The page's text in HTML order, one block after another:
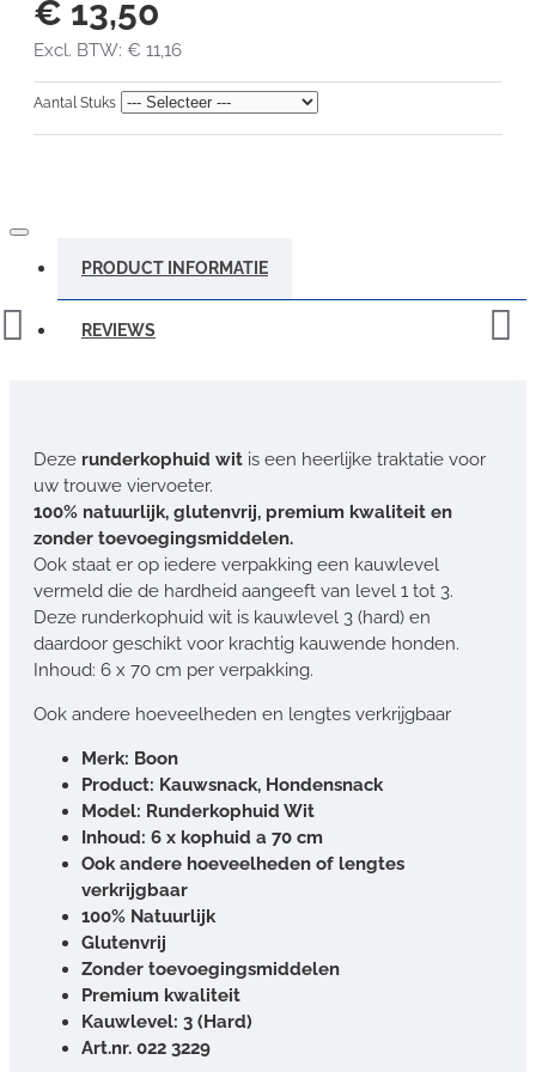
€ 13,50
Excl. BTW: € 11,16
Aantal Stuks
PRODUCT INFORMATIE
REVIEWS
Deze runderkophuid wit is een heerlijke traktatie voor
uw trouwe viervoeter.
100% natuurlijk, glutenvrij, premium kwaliteit en
zonder toevoegingsmiddelen.
Ook staat er op iedere verpakking een kauwlevel
vermeld die de hardheid aangeeft van level 1 tot 3.
Deze runderkophuid wit is kauwlevel 3 (hard) en
daardoor geschikt voor krachtig kauwende honden.
Inhoud: 6 x 70 cm per verpakking.
Ook andere hoeveelheden en lengtes verkrijgbaar
Merk: Boon
Product: Kauwsnack, Hondensnack
Model: Runderkophuid Wit
Inhoud: 6 x kophuid a 70 cm
Ook andere hoeveelheden of lengtes
verkrijgbaar
100% Natuurlijk
Glutenvrij
Zonder toevoegingsmiddelen
Premium kwaliteit
Kauwlevel: 3 (Hard)
Art.nr. 022 3229